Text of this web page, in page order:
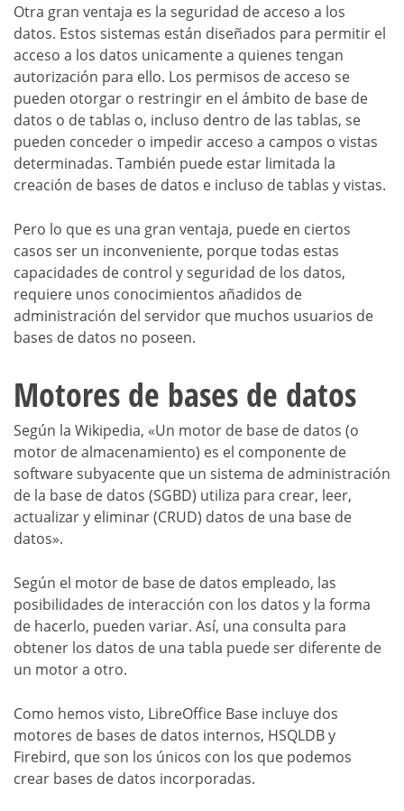
Otra gran ventaja es la seguridad de acceso a los
datos. Estos sistemas están diseñados para permitir el
acceso a los datos unicamente a quienes tengan
autorización para ello. Los permisos de acceso se
pueden otorgar o restringir en el ámbito de base de
datos o de tablas o, incluso dentro de las tablas, se
pueden conceder o impedir acceso a campos o vistas
determinadas. También puede estar limitada la
creación de bases de datos e incluso de tablas y vistas.
Pero lo que es una gran ventaja, puede en ciertos
casos ser un inconveniente, porque todas estas
capacidades de control y seguridad de los datos,
requiere unos conocimientos añadidos de
administración del servidor que muchos usuarios de
bases de datos no poseen.
Motores de bases de datos
Según la Wikipedia, «Un motor de base de datos (o
motor de almacenamiento) es el componente de
software subyacente que un sistema de administración
de la base de datos (SGBD) utiliza para crear, leer,
actualizar y eliminar (CRUD) datos de una base de
datos».
Según el motor de base de datos empleado, las
posibilidades de interacción con los datos y la forma
de hacerlo, pueden variar. Así, una consulta para
obtener los datos de una tabla puede ser diferente de
un motor a otro.
Como hemos visto, LibreOffice Base incluye dos
motores de bases de datos internos, HSQLDB y
Firebird, que son los únicos con los que podemos
crear bases de datos incorporadas.